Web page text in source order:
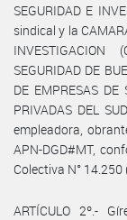
SEGURIDAD E
sindical y la
SEGURIDAD DE
DE EMPRESAS DE
PRIVADAS DEL
empleadora,
APN-DGD#MT,
Colectiva N° 14.250
ARTÍCULO 2º.-